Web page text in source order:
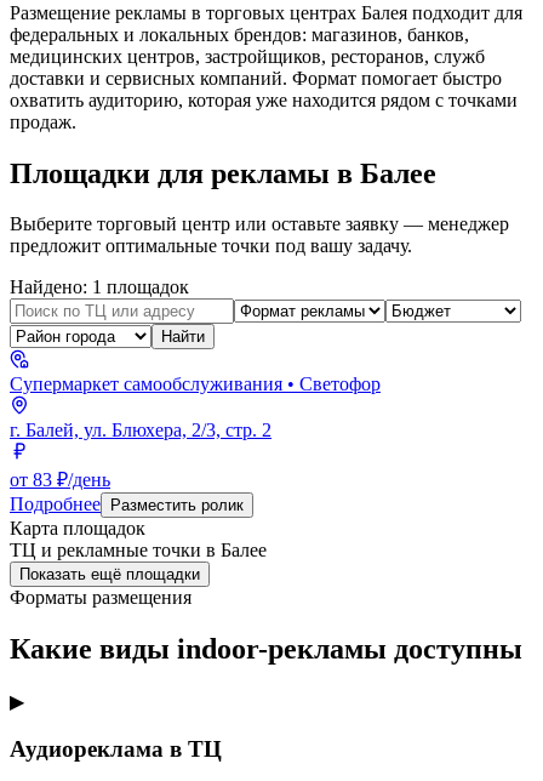
Размещение рекламы в торговых центрах Балея подходит для
федеральных и локальных брендов: магазинов, банков,
медицинских центров, застройщиков, ресторанов, служб
доставки и сервисных компаний. Формат помогает быстро
охватить аудиторию, которая уже находится рядом с точками
продаж.
Площадки для рекламы в Балее
Выберите торговый центр или оставьте заявку — менеджер
предложит оптимальные точки под вашу задачу.
Найдено: 1 площадок
Найти
Супермаркет самообслуживания • Светофор
г. Балей, ул. Блюхера, 2/3, стр. 2
от 83 ₽/день
Подробнее
Разместить ролик
Карта площадок
ТЦ и рекламные точки в Балее
Показать ещё площадки
Форматы размещения
Какие виды indoor-рекламы доступны
▶
Аудиореклама в ТЦ